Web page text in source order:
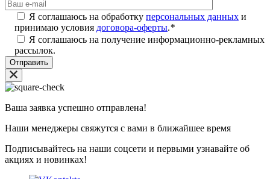
Я соглашаюсь на обработку персональных данных и
принимаю условия договора-оферты.*
Я соглашаюсь на получение информационно-рекламных
рассылок.
Ваша заявка успешно отправлена!
Наши менеджеры свяжутся с вами в ближайшее время
Подписывайтесь на наши соцсети и первыми узнавайте об
акциях и новинках!